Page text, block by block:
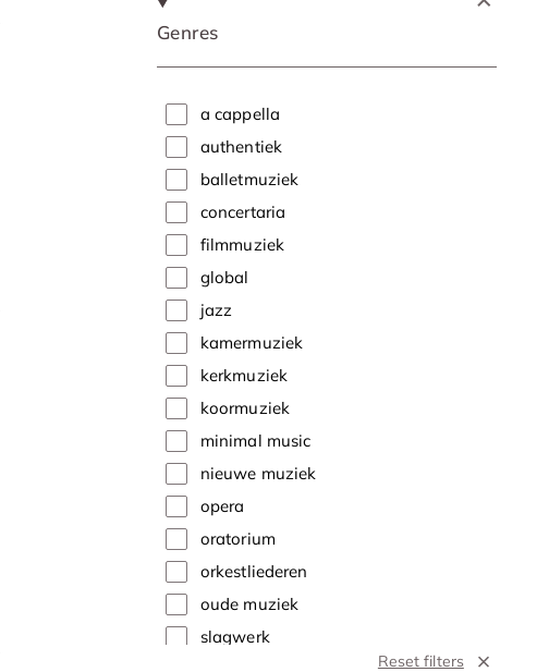
Genres
a cappella
authentiek
balletmuziek
concertaria
filmmuziek
global
jazz
kamermuziek
kerkmuziek
koormuziek
minimal music
nieuwe muziek
opera
oratorium
orkestliederen
oude muziek
slagwerk
Reset filters